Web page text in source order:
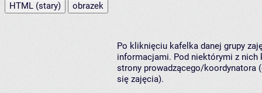
HTML (stary)
obrazek
Po kliknięciu kafelka danej grupy
informacjami. Pod niektórymi z nich
strony prowadzącego/koordynatora
się zajęcia).